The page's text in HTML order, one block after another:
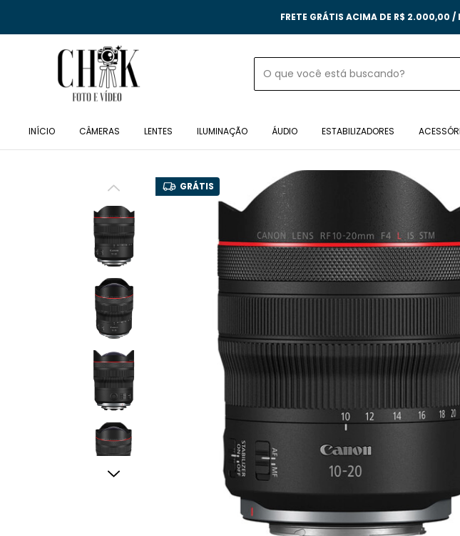
FRETE GRÁTIS ACIMA DE R$ 2.000,00 /
INÍCIO CÂMERAS LENTES ILUMINAÇÃO ÁUDIO ESTABILIZADORES
GRÁTIS